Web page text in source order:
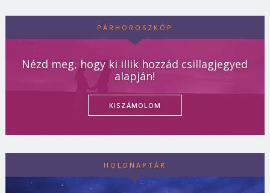
PÁRHOROSZKÓP
Nézd meg, hogy ki illik hozzád csillagjegyed
alapján!
KISZÁMOLOM
HOLDNAPTÁR